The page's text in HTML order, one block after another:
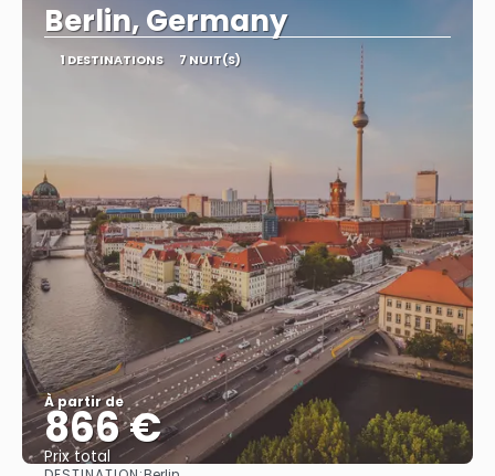
Berlin, Germany
1 DESTINATIONS 7 NUIT(S)
À partir de
866 €
Prix ​​total